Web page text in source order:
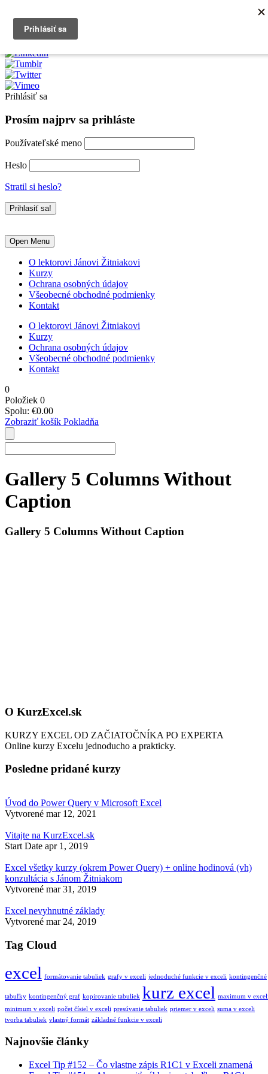
Prihlásiť sa
Prosím najprv sa prihláste
Používateľské meno
Heslo
Stratil si heslo?
Open Menu
O lektorovi Jánovi Žitniakovi
Kurzy
Ochrana osobných údajov
Všeobecné obchodné podmienky
Kontakt
O lektorovi Jánovi Žitniakovi
Kurzy
Ochrana osobných údajov
Všeobecné obchodné podmienky
Kontakt
0
Položiek 0
Spolu: €0.00
Zobraziť košík Pokladňa
Gallery 5 Columns Without
Caption
Gallery 5 Columns Without Caption
O KurzExcel.sk
KURZY EXCEL OD ZAČIATOČNÍKA PO EXPERTA
Online kurzy Excelu jednoducho a prakticky.
Posledne pridané kurzy
Úvod do Power Query v Microsoft Excel
Vytvorené mar 12, 2021
Vitajte na KurzExcel.sk
Start Date apr 1, 2019
Excel všetky kurzy (okrem Power Query) + online hodinová (vh)
konzultácia s Jánom Žitniakom
Vytvorené mar 31, 2019
Excel nevyhnutné základy
Vytvorené mar 24, 2019
Tag Cloud
excel formátovanie tabuliek grafy v exceli jednoduché funkcie v exceli kontingenčné
tabuľky kontingenčný graf kopirovanie tabuliek kurz excel maximum v
minimum v exceli počet čísiel v exceli presúvanie tabuliek priemer v exceli suma v exceli
tvorba tabuliek vlastný formát základné funkcie v exceli
Najnovšie články
Excel Tip #152 – Čo vlastne zápis R1C1 v Exceli znamená